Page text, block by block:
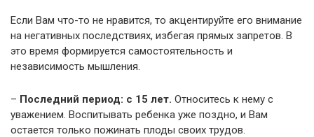
Если Вам что-то не нравится, то акцентируйте его внимание
на негативных последствиях, избегая прямых запретов. В
это время формируется самостоятельность и
независимость мышления.
– Последний период: с 15 лет. Относитесь к нему с
уважением. Воспитывать ребенка уже поздно, и Вам
остается только пожинать плоды своих трудов.